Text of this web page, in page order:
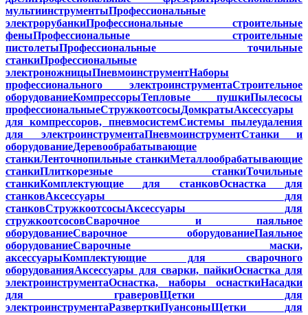
мультиинструментыПрофессиональные
электрорубанкиПрофессиональные строительные
феныПрофессиональные строительные
пистолетыПрофессиональные точильные
станкиПрофессиональные
электроножницыПневмоинструментНаборы
профессионального электроинструментаСтроительное
оборудованиеКомпрессорыТепловые пушкиПылесосы
профессиональныеСтружкоотсосыДомкратыАксессуары
для компрессоров, пневмосистемСистемы пылеудаления
для электроинструментаПневмоинструментСтанки и
оборудованиеДеревообрабатывающие
станкиЛенточнопильные станкиМеталлообрабатывающие
станкиПлиткорезные станкиТочильные
станкиКомплектующие для станковОснастка для
станковАксессуары для
станковСтружкоотсосыАксессуары для
стружкоотсосовСварочное и паяльное
оборудованиеСварочное оборудованиеПаяльное
оборудованиеСварочные маски,
аксессуарыКомплектующие для сварочного
оборудованияАксессуары для сварки, пайкиОснастка для
электроинструментаОснастка, наборы оснасткиНасадки
для граверовЩетки для
электроинструментаРазверткиПуансоныЩетки для